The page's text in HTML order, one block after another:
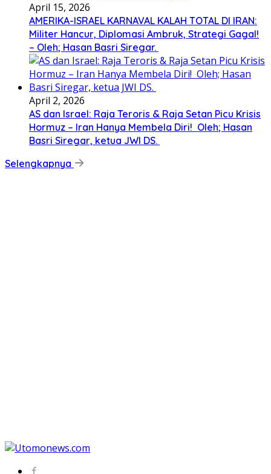
April 15, 2026
AMERIKA-ISRAEL KARNAVAL KALAH TOTAL DI IRAN:
Militer Hancur, Diplomasi Ambruk, Strategi Gagal!
– Oleh; Hasan Basri Siregar.
April 2, 2026
AS dan Israel: Raja Teroris & Raja Setan Picu Krisis
Hormuz – Iran Hanya Membela Diri! Oleh; Hasan
Basri Siregar, ketua JWI DS.
Selengkapnya